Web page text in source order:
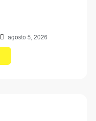
agosto 5, 2026